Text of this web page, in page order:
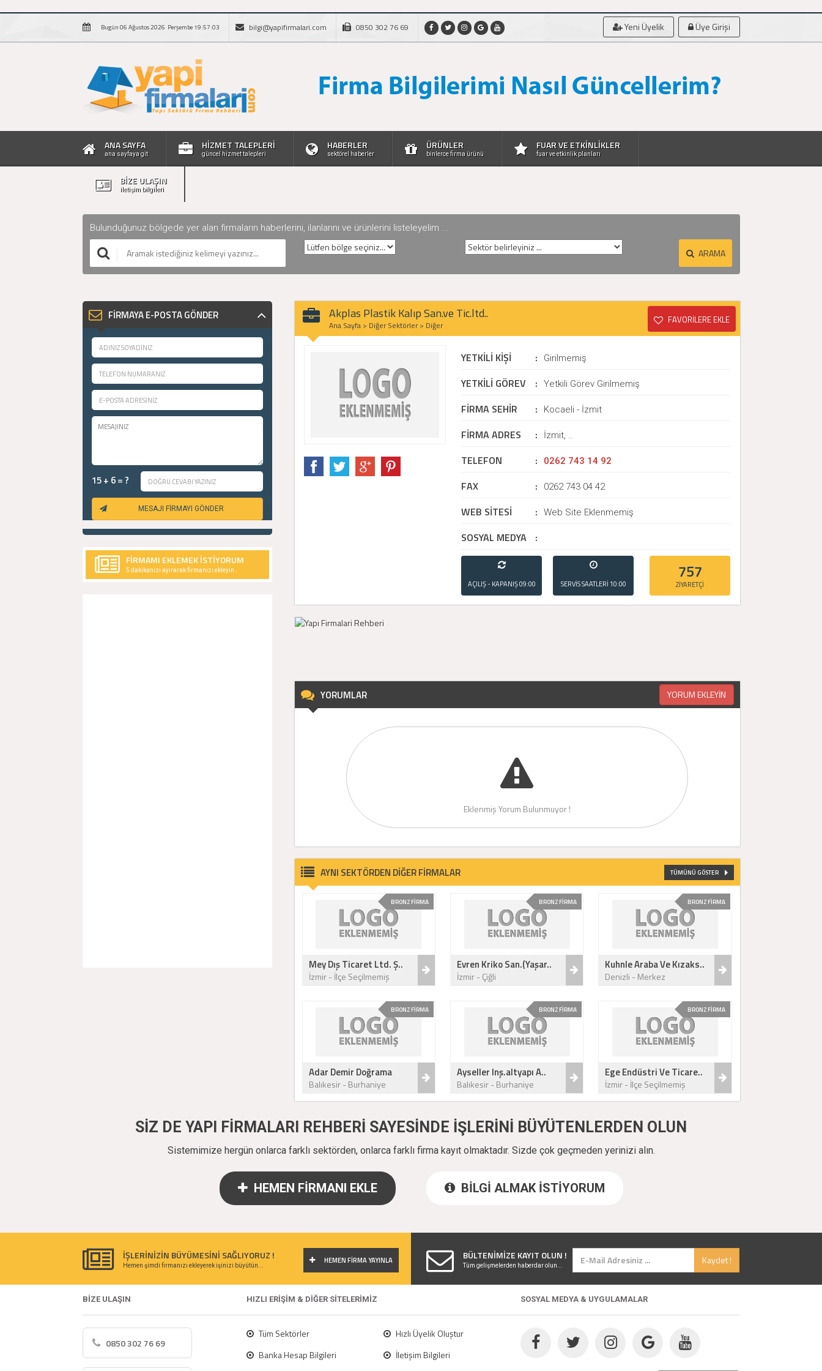
Bugün 06 Ağustos 2026 Perşembe 19:57:04 bilgi@yapifirmalari.com 0850 302 76 69 Yeni Üyelik Üye Girişi
ANA SAYFA
ana sayfaya git
HİZMET TALEPLERİ
güncel hizmet talepleri
HABERLER
sektörel haberler
ÜRÜNLER
binlerce firma ürünü
FUAR VE ETKİNLİKLER
fuar ve etkinlik planları
BİZE ULAŞIN
iletişim bilgileri
Bulunduğunuz bölgede yer alan firmaların haberlerini, ilanlarını ve ürünlerini listeleyelim ...
ARAMA
FİRMAYA E-POSTA GÖNDER
15 + 6 = ?
MESAJI FİRMAYI GÖNDER
FİRMAMI EKLEMEK İSTİYORUM
5 dakikanızı ayırarak firmanızı ekleyin..
Akplas Plastik Kalıp San.ve Tic.ltd..
Ana Sayfa > Diğer Sektörler> Diğer FAVORİLERE EKLE
YETKİLİ KİŞİ : Girilmemiş
YETKİLİ GÖREV : Yetkili Görev Girilmemiş
FİRMA SEHİR : Kocaeli - İzmit
FİRMA ADRES : İzmit, ..
TELEFON : 0262 743 14 92
FAX : 0262 743 04 42
WEB SİTESİ : Web Site Eklenmemiş
SOSYAL MEDYA :
AÇILIŞ - KAPANIŞ09:00
- 21:00
SERVİS SAATLERİ 10:00
- 20:00
757
ZİYARETÇİ
YORUMLAR YORUM EKLEYİN
Eklenmiş Yorum Bulunmuyor !
AYNI SEKTÖRDEN DİĞER FİRMALAR TÜMÜNÜ GÖSTER
BRONZ FİRMA
Mey Dış Ticaret Ltd. Ş..
İzmir - İlçe Seçilmemiş
BRONZ FİRMA
Evren Kriko San.(Yaşar..
İzmir - Çiğli
BRONZ FİRMA
Kuhnle Araba Ve Kızaks..
Denizli - Merkez
BRONZ FİRMA
Adar Demir Doğrama
Balıkesir - Burhaniye
BRONZ FİRMA
Ayseller Inş.altyapı A..
Balıkesir - Burhaniye
BRONZ FİRMA
Ege Endüstri Ve Ticare..
İzmir - İlçe Seçilmemiş
SİZ DE YAPI FİRMALARI REHBERİ SAYESİNDE İŞLERİNİ BÜYÜTENLERDEN OLUN
Sistemimize hergün onlarca farklı sektörden, onlarca farklı firma kayıt olmaktadır. Sizde çok geçmeden yerinizi alın.
HEMEN FİRMANI EKLE BİLGİ ALMAK İSTİYORUM
İŞLERİNİZİN BÜYÜMESİNİ SAĞLIYORUZ ! HEMEN FİRMA YAYINLA
Hemen şimdi firmanızı ekleyerek işinizi büyütün...
BÜLTENİMİZE KAYIT OLUN ! Kaydet !
Tüm gelişmelerden haberdar olun...
BİZE ULAŞIN HIZLI ERİŞİM & DİĞER SİTELERİMİZ SOSYAL MEDYA & UYGULAMALAR
0850 302 76 69
Tüm Sektörler
Hızlı Üyelik Oluştur
Banka Hesap Bilgileri
İletişim Bilgileri